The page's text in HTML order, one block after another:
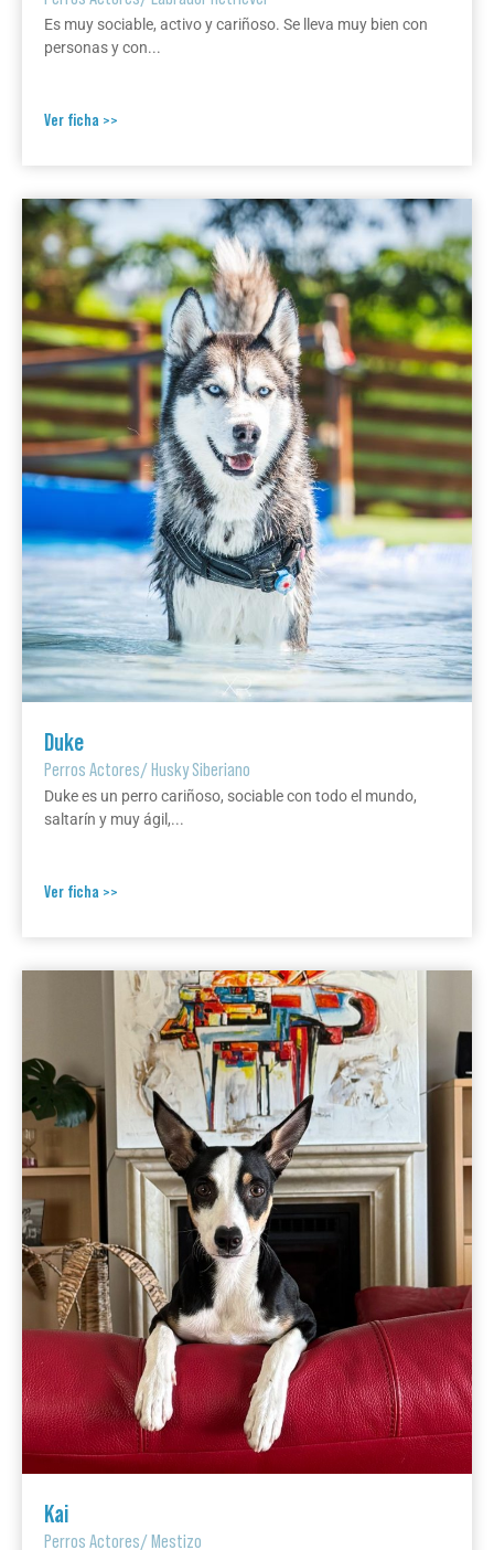
Es muy sociable, activo y cariñoso. Se lleva muy bien con
personas y con...
Ver ficha >>
Duke
Perros Actores/Husky Siberiano
Duke es un perro cariñoso, sociable con todo el mundo,
saltarín y muy ágil,...
Ver ficha >>
Kai
Perros Actores/Mestizo